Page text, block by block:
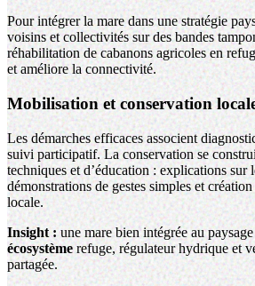
Pour intégrer la mare dans une stratégie
voisins et collectivités sur des bandes
réhabilitation de cabanons agricoles en
et améliore la connectivité.
Mobilisation et conservation
Les démarches efficaces associent
suivi participatif. La conservation se
techniques et d’éducation : explications sur
démonstrations de gestes simples et
locale.
Insight :une mare bien intégrée au
écosystème refuge, régulateur hydrique et
partagée.